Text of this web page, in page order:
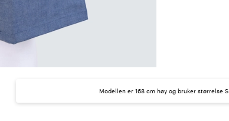
Modellen er 168 cm høy og bruker størrelse S